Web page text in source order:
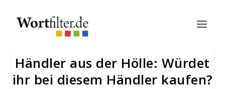
Händler aus der Hölle: Würdet
ihr bei diesem Händler kaufen?